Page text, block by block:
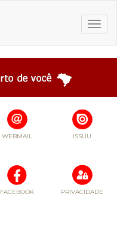
Toggle
WEBMAIL ISSUU
FACEBOOK PRIVACIDADE